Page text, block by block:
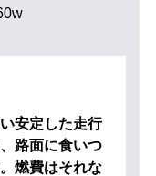
安定した走行
路面に食いつ
燃費はそれな